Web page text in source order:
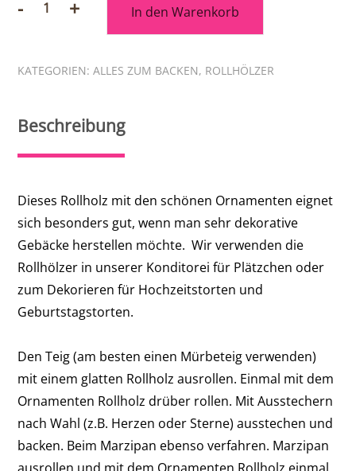
-
kleines
Menge
+ In den Warenkorb
KATEGORIEN: ALLES ZUM BACKEN, ROLLHÖLZER
Beschreibung
Dieses Rollholz mit den schönen Ornamenten eignet
sich besonders gut, wenn man sehr dekorative
Gebäcke herstellen möchte. Wir verwenden die
Rollhölzer in unserer Konditorei für Plätzchen oder
zum Dekorieren für Hochzeitstorten und
Geburtstagstorten.
Den Teig (am besten einen Mürbeteig verwenden)
mit einem glatten Rollholz ausrollen. Einmal mit dem
Ornamenten Rollholz drüber rollen. Mit Ausstechern
nach Wahl (z.B. Herzen oder Sterne) ausstechen und
backen. Beim Marzipan ebenso verfahren. Marzipan